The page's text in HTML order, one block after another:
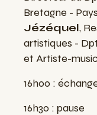
Bretagne -
Jézéquel,
artistiques -
et Artiste-
16h00 :
16h30 : pause